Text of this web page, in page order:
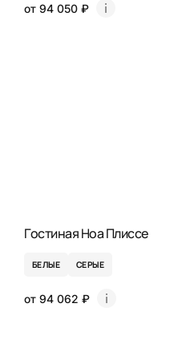
от 94 050 ₽
Гостиная Ноа Плиссе
БЕЛЫЕ СЕРЫЕ
от 94 062 ₽